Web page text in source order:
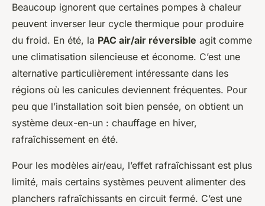
Beaucoup ignorent que certaines pompes à chaleur
peuvent inverser leur cycle thermique pour produire
du froid. En été, la PAC air/air réversible agit comme
une climatisation silencieuse et économe. C’est une
alternative particulièrement intéressante dans les
régions où les canicules deviennent fréquentes. Pour
peu que l’installation soit bien pensée, on obtient un
système deux-en-un : chauffage en hiver,
rafraîchissement en été.
Pour les modèles air/eau, l’effet rafraîchissant est plus
limité, mais certains systèmes peuvent alimenter des
planchers rafraîchissants en circuit fermé. C’est une